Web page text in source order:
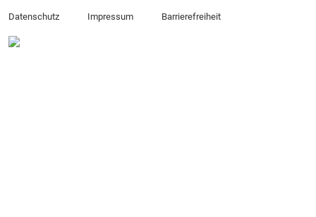
Datenschutz Impressum Barrierefreiheit